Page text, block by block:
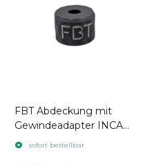
FBT Abdeckung mit
Gewindeadapter INCA
ONE 31sofort bestellbar